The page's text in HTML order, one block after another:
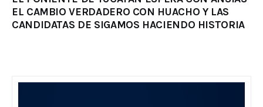
EL CAMBIO VERDADERO CON HUACHO Y LAS
CANDIDATAS DE SIGAMOS HACIENDO HISTORIA